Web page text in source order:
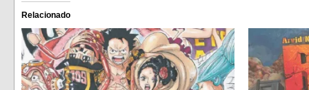
Facebook
(Se
abre
en
una
ventana
nueva)
en
una
ventana
nueva)
Relacionado